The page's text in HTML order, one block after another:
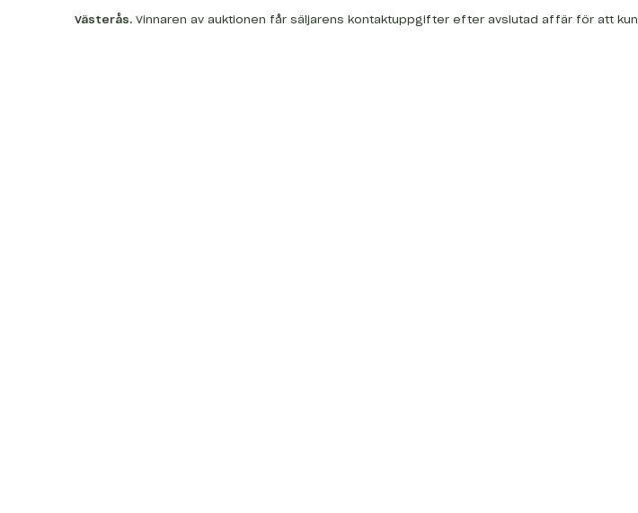
Västerås.Vinnaren av auktionen får säljarens kontaktuppgifter efter avslutad affär för att